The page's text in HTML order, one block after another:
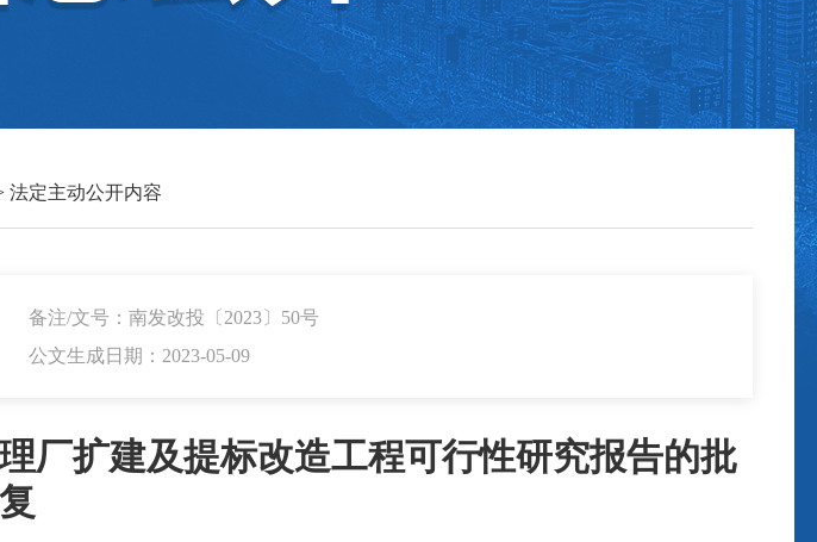
法定主动公开内容
备注/文号：南发改投〔2023〕50号
公文生成日期：2023-05-09
厂扩建及提标改造工程可行性研究报告的批
复